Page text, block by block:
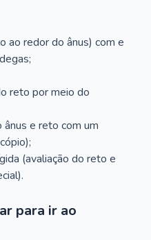
ao redor do ânus) com e
reto por meio do
ânus e reto com um
(avaliação do reto e
para ir ao